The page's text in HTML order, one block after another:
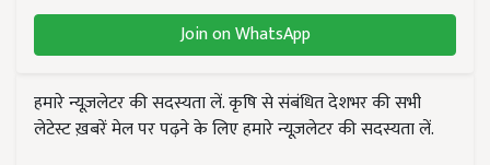
Join on WhatsApp
हमारे न्यूज़लेटर की सदस्यता लें. कृषि से संबंधित देशभर की सभी
लेटेस्ट ख़बरें मेल पर पढ़ने के लिए हमारे न्यूज़लेटर की सदस्यता लें.